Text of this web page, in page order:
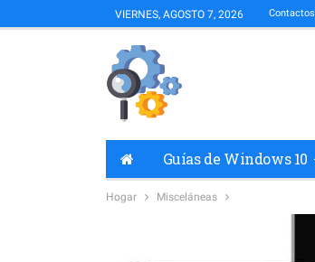
VIERNES, AGOSTO 7, 2026 Contactos
Guías de Windows 10
Hogar Misceláneas